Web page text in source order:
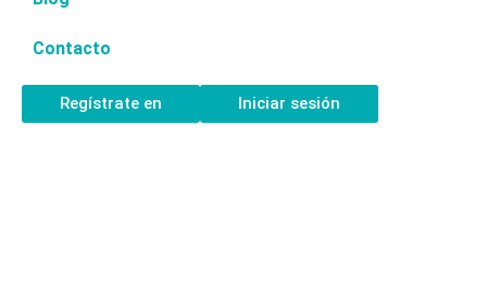
Contacto
Regístrate en Iniciar sesión